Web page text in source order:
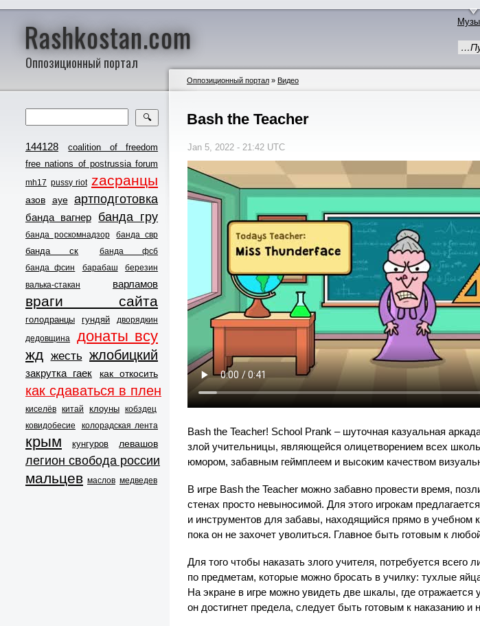
Rashkostan.com
Оппозиционный портал
🔍
144128
coalition of freedom
free nations of postrussia forum
mh17 pussy riot zасранцы
азов ауе артподготовка
банда вагнер банда гру
банда роскомнадзор банда свр
банда ск
банда фсб
банда фсин
барабаш
березин
валька-стакан
варламов
враги сайта
голодранцы гундяй
дворядкин
дедовщина
донаты всу
жд жесть жлобицкий
закрутка гаек как откосить
как сдаваться в плен
киселёв китай клоуны кобздец
ковидобесие
колорадская лента
крым кунгуров левашов
легион свобода россии
мальцев маслов медведев
Оппозиционный портал » Видео
Bash the Teacher
Jan 5, 2022 - 21:42 UTC
Bash the Teacher! School Prank – шуточная казуальная
злой учительницы, являющейся олицетворением всех
юмором, забавным геймплеем и высоким качеством
В игре Bash the Teacher можно забавно провести время,
стенах просто невыносимой. Для этого игрокам
и инструментов для забавы, находящийся прямо в учебном
пока он не захочет уволиться. Главное быть готовым к
Для того чтобы наказать злого учителя, потребуется
по предметам, которые можно бросать в училку: тухлые
На экране в игре можно увидеть две шкалы, где отражается
он достигнет предела, следует быть готовым к наказанию и